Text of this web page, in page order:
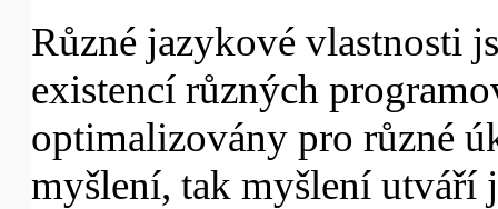
Různé jazykové vlastnosti
existencí různých
optimalizovány pro různé
myšlení, tak myšlení utváří